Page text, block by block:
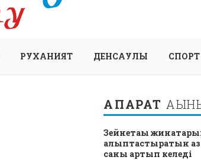
РУХАНИЯТ ДЕНСАУЛЫҚ СПОРТ
АҚПАРАТ
Зейнетақы
қалыптастыратын
саны артып келеді